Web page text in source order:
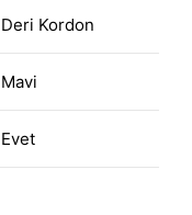
Deri Kordon
Mavi
Evet